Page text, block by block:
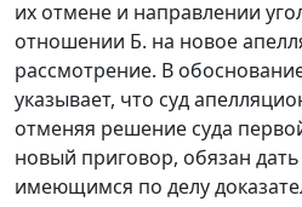
их отмене и направлении
отношении Б. на новое
рассмотрение. В
указывает, что суд
отменяя решение суда
новый приговор, обязан
имеющимся по делу